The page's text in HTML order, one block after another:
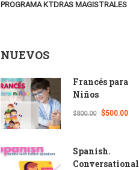
PROGRAMA KTDRAS MAGISTRALES
NUEVOS
Francés para
Niños
$800.00 $500.00
Spanish.
Conversational